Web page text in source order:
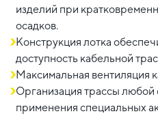
изделий при
осадков.
Конструкция лотка
доступность кабельной
Максимальная вентиляция
Организация трассы любой
применения специальных